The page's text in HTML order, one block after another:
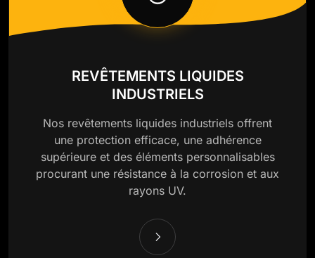
REVÊTEMENTS LIQUIDES
INDUSTRIELS
Nos revêtements liquides industriels offrent
une protection efficace, une adhérence
supérieure et des éléments personnalisables
procurant une résistance à la corrosion et aux
rayons UV.